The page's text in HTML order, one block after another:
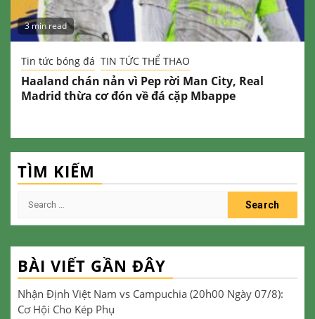
3 min read
Tin tức bóng đá TIN TỨC THỂ THAO
Haaland chán nản vì Pep rời Man City, Real
Madrid thừa cơ đón về đá cặp Mbappe
TÌM KIẾM
Search
BÀI VIẾT GẦN ĐÂY
Nhận Định Việt Nam vs Campuchia (20h00 Ngày 07/8):
Cơ Hội Cho Kép Phụ